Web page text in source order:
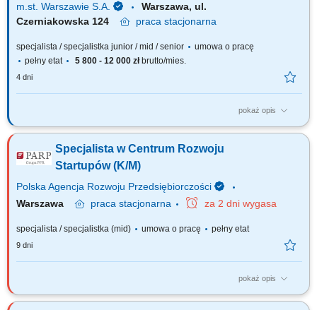
m.st. Warszawie S.A.
Warszawa, ul.
Czerniakowska 124
praca stacjonarna
specjalista / specjalistka junior / mid / senior
umowa o pracę
pełny etat
5 800 - 12 000 złbrutto/mies.
4 dni
pokaż opis
Jakie będą Twoje obowiązki? udział w opracowywaniu wniosków
planowanych inwestycji, przy współpracy z innymi działami; współpraca z
funduszami ochrony środowiska i bankami w zakresie rozliczania transz
Specjalista w Centrum Rozwoju
Startupów (K/M)
Polska Agencja Rozwoju Przedsiębiorczości
Warszawa
praca stacjonarna za 2 dni wygasa
specjalista / specjalistka (mid) umowa o pracę pełny etat
9 dni
pokaż opis
Czym będziesz się zajmować? Twoim zadaniem będzie realizacja